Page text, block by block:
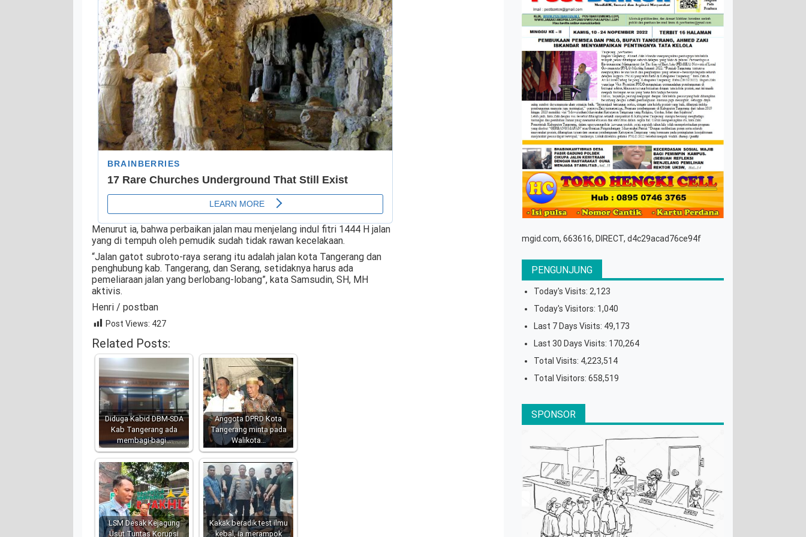
Menurut ia, bahwa perbaikan jalan mau menjelang indul fitri 1444 H jalan
yang di tempuh oleh pemudik sudah tidak rawan kecelakaan.
“Jalan gatot subroto-raya serang itu adalah jalan kota Tangerang dan
penghubung kab. Tangerang, dan Serang, setidaknya harus ada
pemeliaraan jalan yang berlobang-lobang”, kata Samsudin, SH, MH
aktivis.
Henri / postban
Post Views: 427
Related Posts:
Diduga Kabid DBM-SDA
Kab Tangerang ada
membagi-bagi…
Anggota DPRD Kota
Tangerang minta pada
Walikota…
LSM Desak Kejagung
Usut Tuntas Korupsi
Kakak beradik test ilmu
kebal, ia merampok
mgid.com, 663616, DIRECT, d4c29acad76ce94f
PENGUNJUNG
Today's Visits: 2,123
Today's Visitors: 1,040
Last 7 Days Visits: 49,173
Last 30 Days Visits: 170,264
Total Visits: 4,223,514
Total Visitors:658,519
SPONSOR